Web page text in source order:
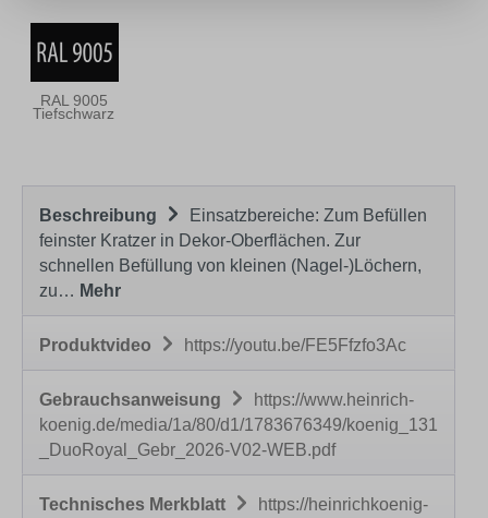
RAL 9005
Tiefschwarz
Beschreibung
Einsatzbereiche: Zum Befüllen
feinster Kratzer in Dekor-Oberflächen. Zur
schnellen Befüllung von kleinen (Nagel-)Löchern,
zu… Mehr
Produktvideo https://youtu.be/FE5Ffzfo3Ac
Gebrauchsanweisung
https://www.heinrich-
koenig.de/media/1a/80/d1/1783676349/koenig_131
_DuoRoyal_Gebr_2026-V02-WEB.pdf
Technisches Merkblatt
https://heinrichkoenig-